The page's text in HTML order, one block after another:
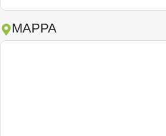
MAPPA